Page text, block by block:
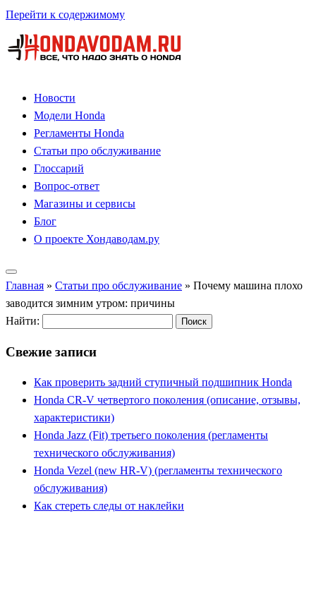
Перейти к содержимому
Новости
Модели Honda
Регламенты Honda
Статьи про обслуживание
Глоссарий
Вопрос-ответ
Магазины и сервисы
Блог
О проекте Хондаводам.ру
Главная » Статьи про обслуживание » Почему машина плохо
заводится зимним утром: причины
Найти:
Свежие записи
Как проверить задний ступичный подшипник Honda
Honda CR-V четвертого поколения (описание, отзывы,
характеристики)
Honda Jazz (Fit) третьего поколения (регламенты
технического обслуживания)
Honda Vezel (new HR-V) (регламенты технического
обслуживания)
Как стереть следы от наклейки